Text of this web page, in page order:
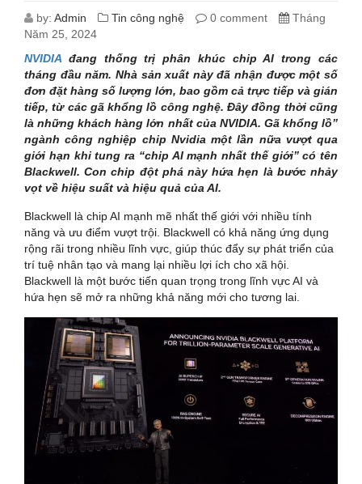
by: Admin Tin công nghệ 0 comment
Tháng
Năm 25, 2024
NVIDIA đang thống trị phân khúc chip AI trong các
tháng đầu năm. Nhà sản xuất này đã nhận được một số
đơn đặt hàng số lượng lớn, bao gồm cả trực tiếp và gián
tiếp, từ các gã khổng lồ công nghệ. Đây đồng thời cũng
là những khách hàng lớn nhất của NVIDIA. Gã khổng lồ”
ngành công nghiệp chip Nvidia một lần nữa vượt qua
giới hạn khi tung ra “chip AI mạnh nhất thế giới” có tên
Blackwell. Con chip đột phá này hứa hẹn là bước nhảy
vọt về hiệu suất và hiệu quả của AI.
Blackwell là chip AI mạnh mẽ nhất thế giới với nhiều tính
năng và ưu điểm vượt trội. Blackwell có khả năng ứng dụng
rộng rãi trong nhiều lĩnh vực, giúp thúc đẩy sự phát triển của
trí tuệ nhân tạo và mang lại nhiều lợi ích cho xã hội.
Blackwell là một bước tiến quan trọng trong lĩnh vực AI và
hứa hẹn sẽ mở ra những khả năng mới cho tương lai.